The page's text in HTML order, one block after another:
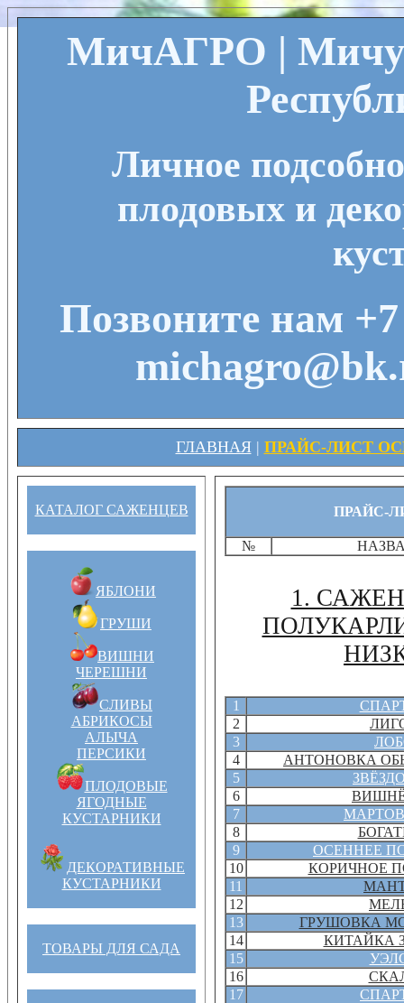
МичАГРО |
Личное
плодовых и
Позвоните нам
ГЛАВНАЯ| ПРАЙС-ЛИСТ
КАТАЛОГ САЖЕНЦЕВ
ЯБЛОНИ
ГРУШИ
ВИШНИ
ЧЕРЕШНИ
СЛИВЫ
АБРИКОСЫ
АЛЫЧА
ПЕРСИКИ
ПЛОДОВЫЕ
ЯГОДНЫЕ
КУСТАРНИКИ
ДЕКОРАТИВНЫЕ
КУСТАРНИКИ
ТОВАРЫ ДЛЯ САДА
ПРАЙС-
№
1.
1
2
3
4
АНТОНОВКА
5
6
7
8
9
ОСЕННЕЕ
10
КОРИЧНОЕ
11
12
13
ГРУШОВКА
14
КИТАЙКА
15
16
17